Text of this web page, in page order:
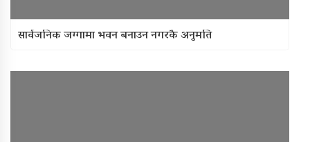
सार्वजनिक जग्गामा भवन बनाउन नगरकै अनुमति